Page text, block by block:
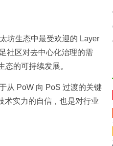
坊生态中最受欢迎的 Layer
社区对去中心化治理的需
的可持续发展。
从 PoW 向 PoS 过渡的关键
术实力的自信，也是对行业